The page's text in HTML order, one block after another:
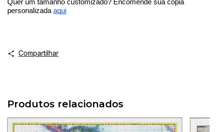
Quer um tamanho customizado? Encomende sua cópia
personalizada aqui
Compartilhar
Produtos relacionados